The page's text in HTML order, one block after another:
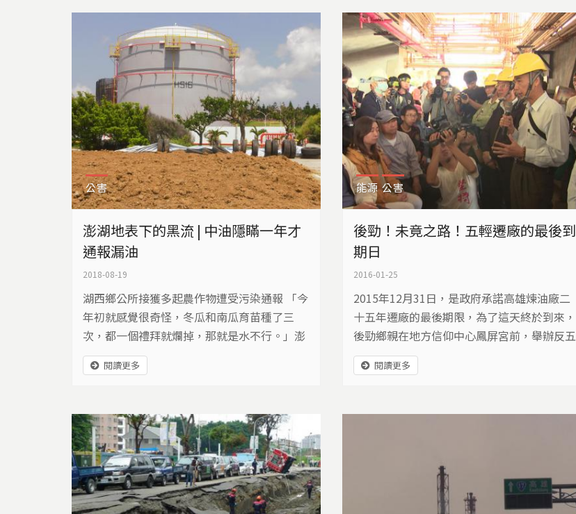
公害
澎湖地表下的黑流 | 中油隱瞞一年才
通報漏油
2018-08-19
湖西鄉公所接獲多起農作物遭受污染通報 「今
年初就感覺很奇怪，冬瓜和南瓜育苗種了三
次，都一個禮拜就爛掉，那就是水不行。」澎
湖縣湖西鄉湖東村農民許順喜說，「玉米也一
樣長不出來，植株不是乾掉就是空包彈，湖西
斤的冬瓜，今年只收成兩條，一個夏天最少損
失十萬元。」許順喜的農田距離湖西油庫六、
七百公尺，他質疑，油庫附近的地下水位高，
他的農田水位低，...
閱讀更多
能源 公害
後勁！未竟之路！五輕遷廠的最後到
期日
2016-01-25
2015年12月31日，是政府承諾高雄煉油廠二
十五年遷廠的最後期限，為了這天終於到來，
後勁鄉親在地方信仰中心鳳屏宮前，舉辦反五
輕二十五年跨年晚會，要一起見證，歷史的時
刻！閱讀更多